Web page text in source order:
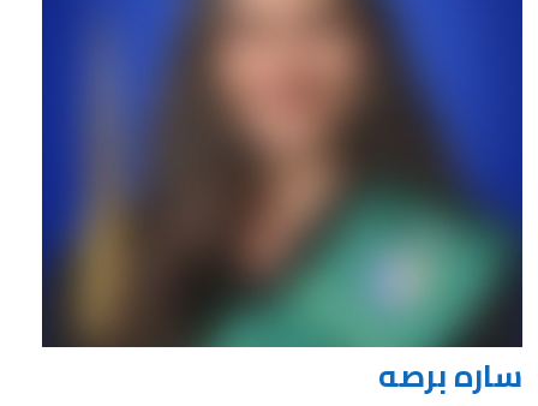
ساره برصه